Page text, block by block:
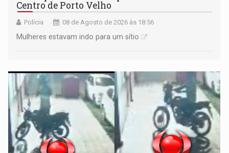
Centro de Porto Velho
Polícia 08 de Agosto de 2026 às 18:56
Mulheres estavam indo para um sítio